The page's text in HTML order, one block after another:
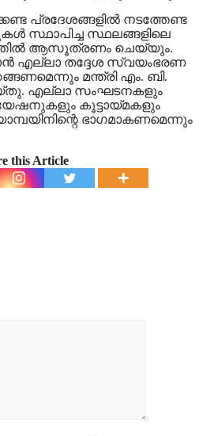
പ്രദേശങ്ങളില്‍ നടത്തേണ്ട
സ്ഥാപിച്ച സ്ഥലങ്ങളിലെ
ആസൂത്രണം ചെയ്യും.
എല്ലാ തദ്ദേശ സ്വയംഭരണ
മന്ത്രി എം. ബി.
എല്ലാ സംഘടനകളും
കൂട്ടായ്മകളും
ഭാഗമാകണമെന്നും
this Article